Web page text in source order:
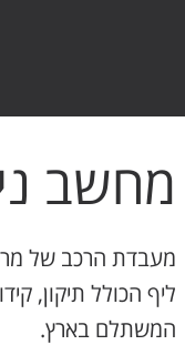
מחשב
מעבדת הרכב של
ליף הכולל תיקון,
המשתלם בארץ.